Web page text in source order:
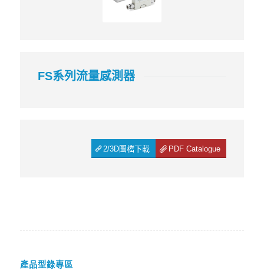
FS系列流量感測器
PDF Catalogue
2/3D圖檔下載
產品型錄專區